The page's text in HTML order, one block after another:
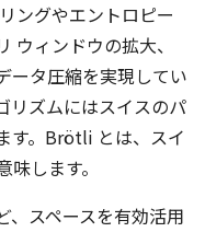
ングやエントロピー
ウィンドウの拡大、
ータ圧縮を実現してい
リズムにはスイスのパ
す。Brötli とは、スイ
します。
、スペースを有効活用